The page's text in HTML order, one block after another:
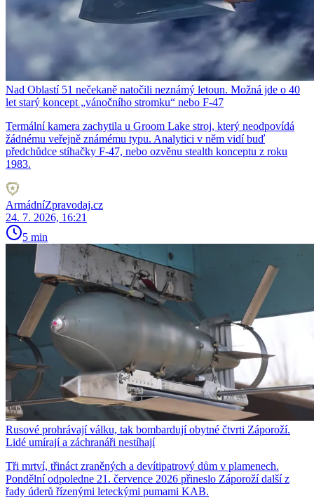
Nad Oblastí 51 nečekaně natočili neznámý letoun. Možná jde o 40
let starý koncept „vánočního stromku“ nebo F-47
Termální kamera zachytila u Groom Lake stroj, který neodpovídá
žádnému veřejně známému typu. Analytici v něm vidí buď
předchůdce stíhačky F-47, nebo ozvěnu stealth konceptu z roku
1983.
ArmádníZpravodaj.cz
24. 7. 2026, 16:21
5 min
Rusové prohrávají válku, tak bombardují obytné čtvrti Záporoží.
Lidé umírají a záchranáři nestíhají
Tři mrtví, třináct zraněných a devítipatrový dům v plamenech.
Pondělní odpoledne 21. července 2026 přineslo Záporoží další z
řady úderů řízenými leteckými pumami KAB.